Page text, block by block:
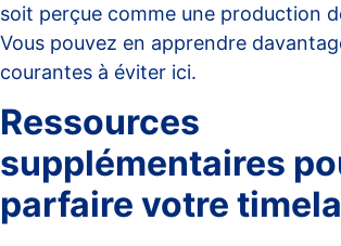
soit perçue comme une production
Vous pouvez en apprendre
courantes à éviter ici.
Ressources
supplémentaires
parfaire votre